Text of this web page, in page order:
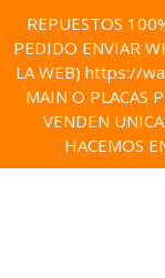
REPUESTOS
PEDIDO ENVIAR
LA WEB) https://
MAIN O PLACAS
VENDEN
HACEMOS